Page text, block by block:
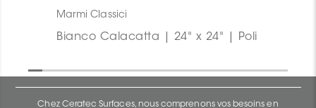
Marmi Classici
Bianco Calacatta | 24" x 24" | Poli
Chez Ceratec Surfaces, nous comprenons vos besoins en